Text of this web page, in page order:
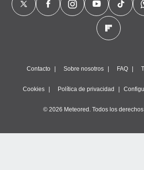
Contacto Sobre nosotros FAQ
Cookies Política de privacidad
© 2026 Meteored. Todos los